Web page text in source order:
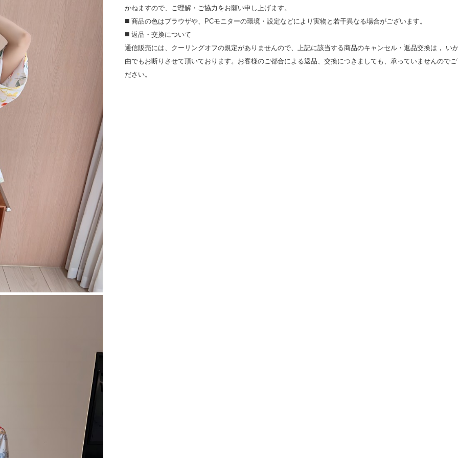
かねますので、ご理解・ご協⼒をお願い申し上げます。
◼️ 商品の⾊はブラウザや、PCモニターの環境・設定などにより実物と若⼲異なる場合がございます。
◼️ 返品・交換について
通信販売には、クーリングオフの規定がありませんので、上記に該当する商品のキャンセル・返品交換は， い
由でもお断りさせて頂いております。お客様のご都合による返品、交換につきましても、承っていませんので
ださい。